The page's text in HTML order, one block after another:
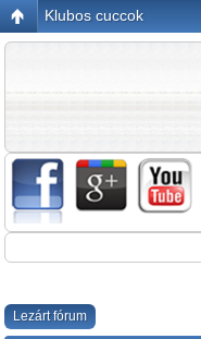
Klubos cuccok
Lezárt fórum